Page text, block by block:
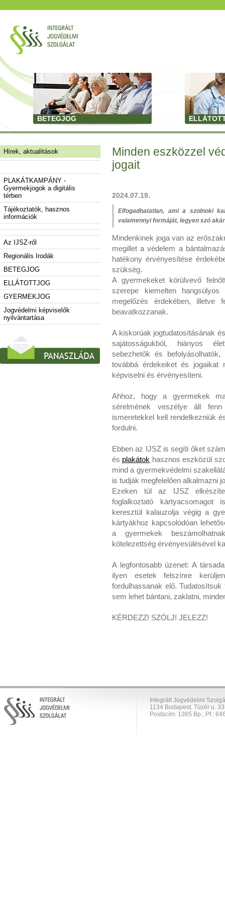
BETEGJOG
Hírek, aktualitások
PLAKÁTKAMPÁNY -
Gyermekjogok a digitális
térben
Tájékoztatók, hasznos
információk
Az IJSZ-ről
Regionális Irodák
BETEGJOG
ELLÁTOTTJOG
GYERMEKJOG
Jogvédelmi képviselők
nyilvántartása
Minden eszközzel
jogait
2024.07.19.
Elfogadhatatlan, ami a szolnoki
valamennyi formáját, legyen szó
Mindenkinek joga van az
megillet a védelem a
hatékony érvényesítése
szükség.
A gyermekeket körülvevő
szerepe kiemelten
megelőzés érdekében, illetve
beavatkozzanak.
A kiskorúak jogtudatosításának
sajátosságukból, hiányos
sebezhetők és
továbbá érdekeiket és jogaikat
képviselni és érvényesíteni.
Ahhoz, hogy a gyermekek
sérelmének veszélye áll
ismeretekkel kell rendelkezniük
fordulni.
Ebben az IJSZ is segíti őket
és plakátok hasznos eszközül
mind a gyermekvédelmi
is tudják megfelelően alkalmazni
Ezeken túl az IJSZ
foglalkoztató kártyacsomagot
keresztül kalauzolja végig a
kártyákhoz kapcsolódóan
a gyermekek
kötelezettség érvényesülésével
A legfontosabb üzenet: A
ilyen esetek felszínre
fordulhassanak elő.
sem lehet bántani, zaklatni,
KÉRDEZZ! SZÓLJ! JELEZZ!
Integrált Jogvédelmi
1134 Budapest, Tüzér u.
Postacím: 1365 Bp., Pf.: